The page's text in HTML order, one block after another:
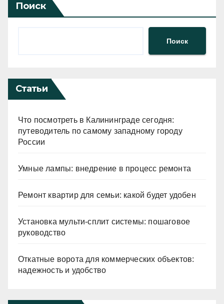
Поиск
Поиск
Статьи
Что посмотреть в Калининграде сегодня:
путеводитель по самому западному городу
России
Умные лампы: внедрение в процесс ремонта
Ремонт квартир для семьи: какой будет удобен
Установка мульти-сплит системы: пошаговое
руководство
Откатные ворота для коммерческих объектов:
надежность и удобство